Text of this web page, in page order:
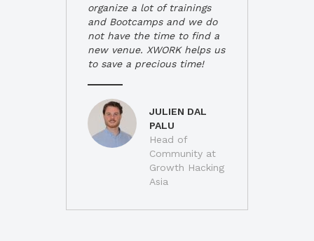
organize a lot of trainings
and Bootcamps and we do
not have the time to find a
new venue. XWORK helps us
to save a precious time!
JULIEN DAL
PALU
Head of
Community at
Growth Hacking
Asia